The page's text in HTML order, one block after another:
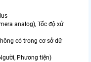
analog), Tốc độ xử
có trong cơ sở dữ
Phương tiện)